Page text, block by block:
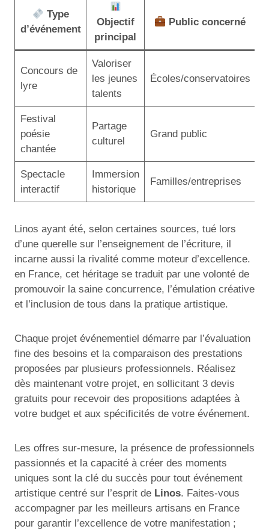
Type
d’événement
Objectif
principal
Public concerné
Concours de
lyre
Valoriser
les jeunes
talents
Écoles/conservatoires
Festival
poésie
chantée
Partage
culturel
Grand public
Spectacle
interactif
Immersion
historique
Familles/entreprises
Linos ayant été, selon certaines sources, tué lors
d’une querelle sur l’enseignement de l’écriture, il
incarne aussi la rivalité comme moteur d’excellence.
en France, cet héritage se traduit par une volonté de
promouvoir la saine concurrence, l’émulation créative
et l’inclusion de tous dans la pratique artistique.
Chaque projet événementiel démarre par l’évaluation
fine des besoins et la comparaison des prestations
proposées par plusieurs professionnels. Réalisez
dès maintenant votre projet, en sollicitant 3 devis
gratuits pour recevoir des propositions adaptées à
votre budget et aux spécificités de votre événement.
Les offres sur-mesure, la présence de professionnels
passionnés et la capacité à créer des moments
uniques sont la clé du succès pour tout événement
artistique centré sur l’esprit de Linos. Faites-vous
accompagner par les meilleurs artisans en France
pour garantir l’excellence de votre manifestation ;